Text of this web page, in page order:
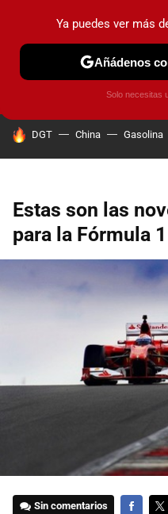
PRUEBAS COCHES
HOY SE HABLA DE
DGT China Gasolina
Estas son las
para la Fórmula
Sin comentarios
Ya puedes ver más
Añádenos
Solo necesitas